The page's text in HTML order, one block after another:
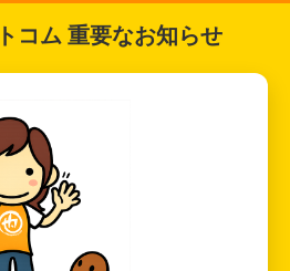
コム 重要なお知らせ